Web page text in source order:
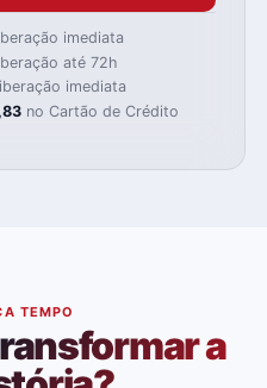
imediata
até 72h
imediata
no Cartão de Crédito
TEMPO
a